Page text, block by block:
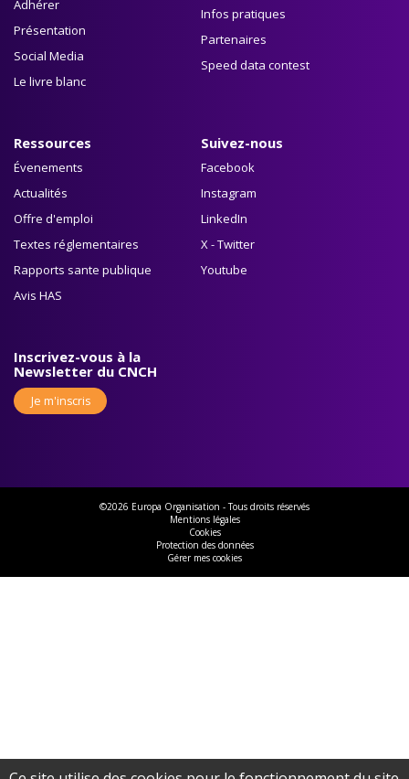
Adhérer
Présentation
Social Media
Le livre blanc
Infos pratiques
Partenaires
Speed data contest
Ressources
Évenements
Actualités
Offre d'emploi
Textes réglementaires
Rapports sante publique
Avis HAS
Suivez-nous
Facebook
Instagram
LinkedIn
X - Twitter
Youtube
Inscrivez-vous à la
Newsletter du CNCH
Je m'inscris
©2026 Europa Organisation - Tous droits réservés
Mentions légales
Cookies
Protection des données
Gérer mes cookies